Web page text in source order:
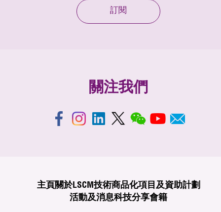
訂閱
關注我們
主頁關於LSCM技術商品化項目及資助計劃
活動及消息科技分享會籍